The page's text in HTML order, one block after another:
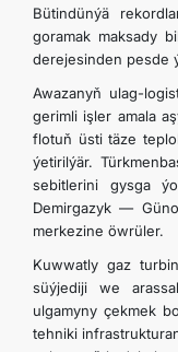
Bütindünýä
goramak maksady
derejesinden pesde
Awazanyň ulag-
gerimli işler amala
flotuň üsti täze
ýetirilýär.
sebitlerini gysga
Demirgazyk —
merkezine öwrüler.
Kuwwatly gaz
süýjediji we
ulgamyny çekmek
tehniki